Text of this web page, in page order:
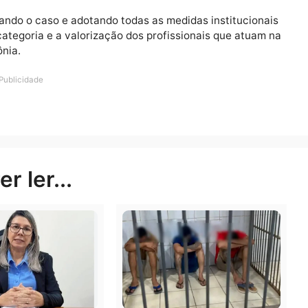
nem afirma a existência de irregularidades,
dessa natureza sejam submetidas ao escrutínio dos
isonomia e respeito aos servidores. O policial penal já
o caso e adotando todas as medidas
categoria e a valorização dos profissionais que
Publicidade